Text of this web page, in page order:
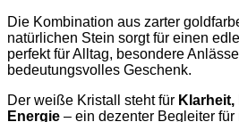
Die Kombination aus zarter
natürlichen Stein sorgt für einen
perfekt für Alltag, besondere
bedeutungsvolles Geschenk.
Der weiße Kristall steht für
Energie – ein dezenter Begleiter